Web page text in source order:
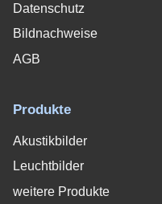
Datenschutz
Bildnachweise
AGB
Produkte
Akustikbilder
Leuchtbilder
weitere Produkte